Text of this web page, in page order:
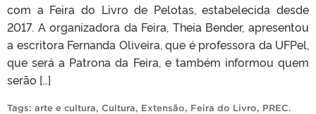
com a Feira do Livro de Pelotas, estabelecida desde
2017. A organizadora da Feira, Theia Bender, apresentou
a escritora Fernanda Oliveira, que é professora da UFPel,
que será a Patrona da Feira, e também informou quem
serão […]
Tags: arte e cultura, Cultura, Extensão, Feira do Livro, PREC.